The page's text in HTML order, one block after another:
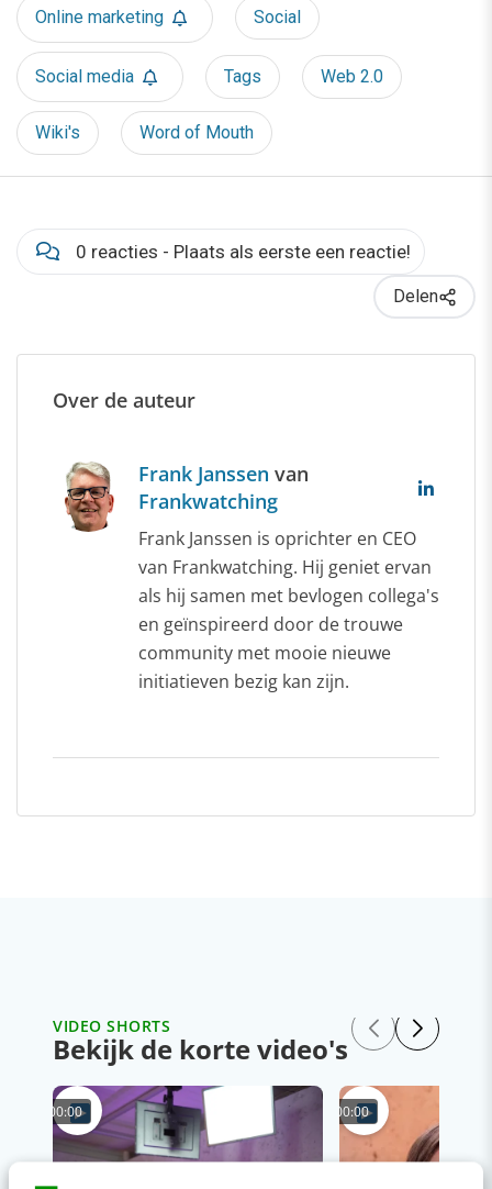
Online marketing Social
Social media Tags Web 2.0
Wiki's Word of Mouth
0 reacties - Plaats als eerste een reactie!
Delen
Over de auteur
Frank Janssen van
Frankwatching
Frank Janssen is oprichter en CEO
van Frankwatching. Hij geniet ervan
als hij samen met bevlogen collega's
en geïnspireerd door de trouwe
community met mooie nieuwe
initiatieven bezig kan zijn.
VIDEO SHORTS
Bekijk de korte video's
00:00 00:00